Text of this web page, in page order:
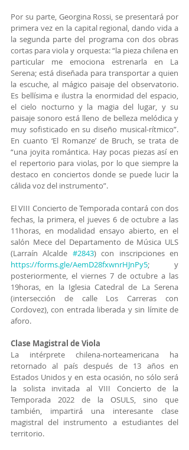
Por su parte, Georgina Rossi, se presentará por
primera vez en la capital regional, dando vida a
la segunda parte del programa con dos obras
cortas para viola y orquesta: “la pieza chilena en
particular me emociona estrenarla en La
Serena; está diseñada para transportar a quien
la escuche, al mágico paisaje del observatorio.
Es bellísima e ilustra la enormidad del espacio,
el cielo nocturno y la magia del lugar, y su
paisaje sonoro está lleno de belleza melódica y
muy sofisticado en su diseño musical-rítmico”.
En cuanto ‘El Romanze’ de Bruch, se trata de
“una joyita romántica. Hay pocas piezas así en
el repertorio para violas, por lo que siempre la
destaco en conciertos donde se puede lucir la
cálida voz del instrumento”.
El VIII Concierto de Temporada contará con dos
fechas, la primera, el jueves 6 de octubre a las
11horas, en modalidad ensayo abierto, en el
salón Mece del Departamento de Música ULS
(Larraín Alcalde #2843
https://forms.gle/AemD28fxwnrHJnPy5;  y
posteriormente, el viernes 7 de octubre a las
19horas, en la Iglesia Catedral de La Serena
(intersección de calle Los Carreras con
Cordovez), con entrada liberada y sin límite de
aforo.
Clase Magistral de Viola
La intérprete chilena-norteamericana ha
retornado al país después de 13 años en
Estados Unidos y en esta ocasión, no sólo será
la solista invitada al VIII Concierto de la
Temporada 2022 de la OSULS, sino que
también, impartirá una interesante clase
magistral del instrumento a estudiantes del
territorio.